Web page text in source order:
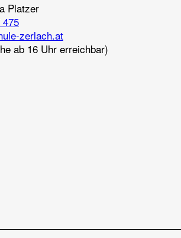
Platzer
zerlach.at
ab 16 Uhr erreichbar)